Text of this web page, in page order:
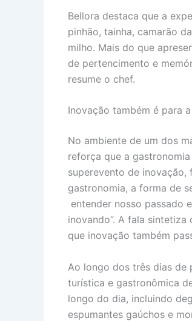
Bellora destaca que a
pinhão, tainha, camarão
milho. Mais do que
de pertencimento e
resume o chef.
Inovação também é para
No ambiente de um dos
reforça que a
superevento de
gastronomia, a forma de
entender nosso passado
inovando”. A fala
que inovação também
Ao longo dos três dias de
turística e gastronômica
longo do dia, incluindo
espumantes gaúchos e